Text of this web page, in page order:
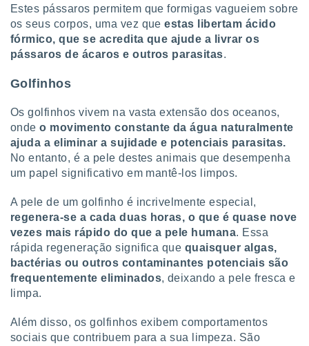
Estes pássaros permitem que formigas vagueiem sobre
os seus corpos, uma vez queestas libertam ácido
fórmico, que se acredita que ajude a livrar os
pássaros de ácaros e outros parasitas.
Golfinhos
Os golfinhos vivem na vasta extensão dos oceanos,
ondeo movimento constante da água naturalmente
ajuda a eliminar a sujidade e potenciais parasitas.
No entanto, é a pele destes animais que desempenha
um papel significativo em mantê-los limpos.
A pele de um golfinho é incrivelmente especial,
regenera-se a cada duas horas, o que é quase nove
vezes mais rápido do que a pele humana. Essa
rápida regeneração significa que quaisquer algas,
bactérias ou outros contaminantes potenciais são
frequentemente eliminados, deixando a pele fresca e
limpa.
Além disso, os golfinhos exibem comportamentos
sociais que contribuem para a sua limpeza. São